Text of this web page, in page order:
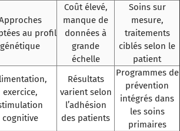
au profil
génétique
Coût élevé,
manque de
données à
grande
échelle
Soins sur
mesure,
traitements
ciblés selon le
patient
exercice,
cognitive
Résultats
varient selon
l’adhésion
des patients
Programmes de
prévention
intégrés dans
les soins
primaires